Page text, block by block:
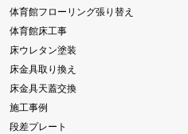
体育館フローリング張り替え
体育館床工事
床ウレタン塗装
床金具取り換え
床金具天蓋交換
施工事例
段差プレート